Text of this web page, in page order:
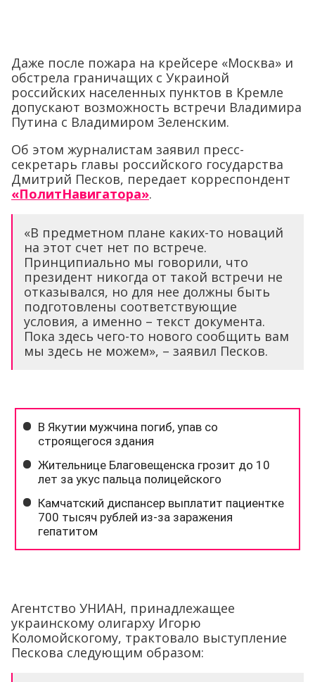
Даже после пожара на крейсере «Москва» и
обстрела граничащих с Украиной
российских населенных пунктов в Кремле
допускают возможность встречи Владимира
Путина с Владимиром Зеленским.
Об этом журналистам заявил пресс-
секретарь главы российского государства
Дмитрий Песков, передает корреспондент
«ПолитНавигатора».
«В предметном плане каких-то новаций
на этот счет нет по встрече.
Принципиально мы говорили, что
президент никогда от такой встречи не
отказывался, но для нее должны быть
подготовлены соответствующие
условия, а именно – текст документа.
Пока здесь чего-то нового сообщить вам
мы здесь не можем», – заявил Песков.
Агентство УНИАН, принадлежащее
украинскому олигарху Игорю
Коломойскогому, трактовало выступление
Пескова следующим образом: